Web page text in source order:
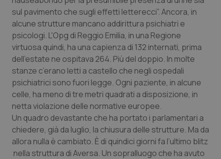
Umbria
Valle D’Aosta
Veneto
Oftalmologia
Oncodermatologia
Oncoematologia
Oncologia & Nutrizione
Psoriasi & pelle
Quotidiano Cardiologia
sul pavimento che sugli effetti letterecci”. Ancora, in
alcune strutture mancano addirittura psichiatri e
psicologi. L'Opg di Reggio Emilia, in una Regione
virtuosa quindi, ha una capienza di 132 internati, prima
dell'estate ne ospitava 264. Più del doppio. In molte
stanze c’erano letti a castello che negli ospedali
psichiatrici sono fuori legge. Ogni paziente, in alcune
celle, ha meno di tre metri quadrati a disposizione, in
netta violazione delle normative europee.
Un quadro devastante che ha portato i parlamentari a
chiedere, già da luglio, la chiusura delle strutture. Ma da
allora nulla è cambiato. È di quindici giorni fa l’ultimo blitz
nella struttura di Aversa. Un sopralluogo che ha avuto